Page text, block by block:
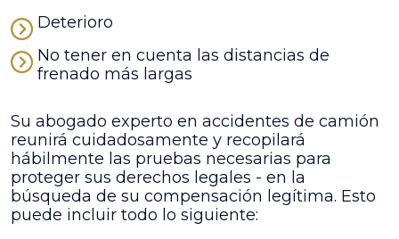
Deterioro
No tener en cuenta las distancias de
frenado más largas
Su abogado experto en accidentes de camión
reunirá cuidadosamente y recopilará
hábilmente las pruebas necesarias para
proteger sus derechos legales - en la
búsqueda de su compensación legítima. Esto
puede incluir todo lo siguiente: